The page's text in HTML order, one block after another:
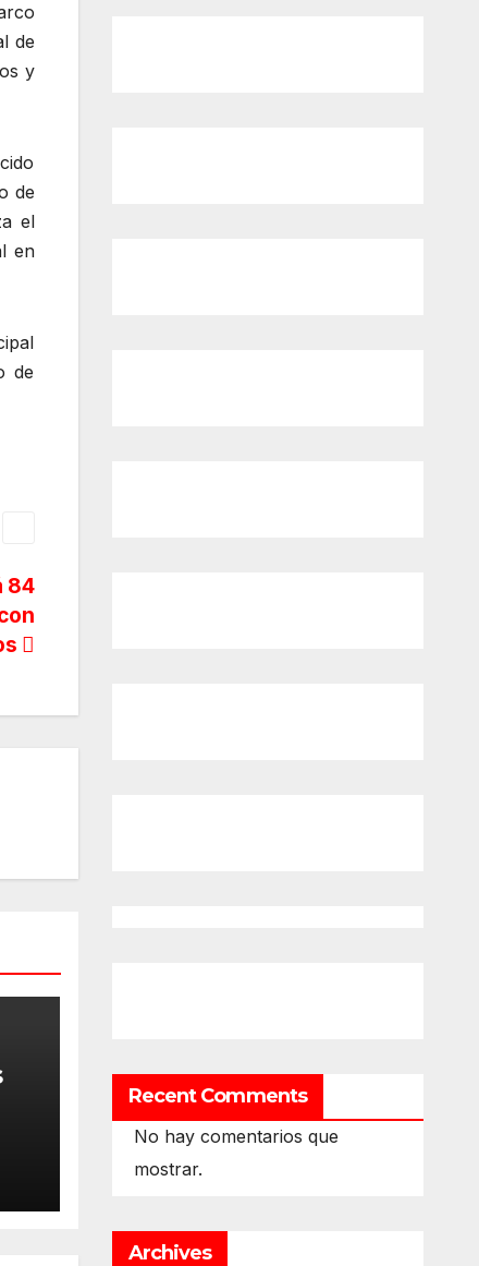
de
y
de
el
en
de
84
Recent Comments
No hay comentarios que
mostrar.
Archives